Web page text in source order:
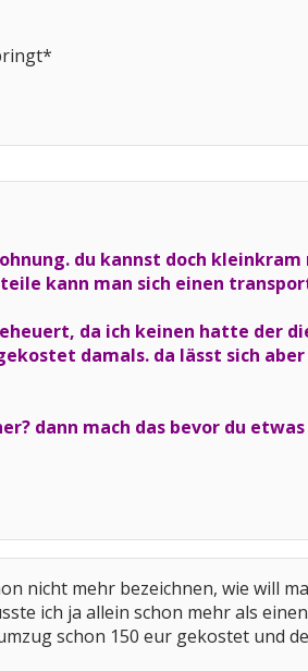
du kannst doch
kann man sich einen
da ich keinen hatte der
damals. da lässt sich
dann mach das bevor du
nicht mehr bezeichnen, wie will
ich ja allein schon mehr als
schon 150 eur gekostet und